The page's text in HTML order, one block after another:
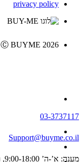
privacy policy
Ⓒ BUYME 2026
03-3737117
Support@buyme.co.il
מענה: א’-ה’ 9:00-18:00, ו’ וערבי חג 9:00-13:00